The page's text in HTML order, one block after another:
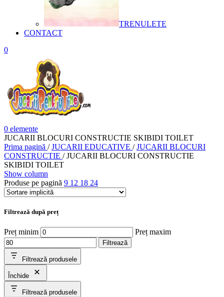
TRENULETE
CONTACT
0
0 elemente
JUCARII BLOCURI CONSTRUCTIE SKIBIDI TOILET
Prima pagină / JUCARII EDUCATIVE / JUCARII BLOCURI
CONSTRUCTIE / JUCARII BLOCURI CONSTRUCTIE
SKIBIDI TOILET
Show column
Produse pe pagină 9 12 18 24
Filtrează după preț
Preț minim Preț maxim
Filtrează
Filtrează produsele
Închide
Filtrează produsele